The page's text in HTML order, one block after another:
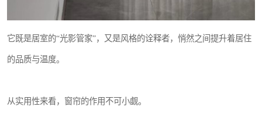
它既是居室的“光影管家”，又是风格的诠释者，悄然之间提升着居住
的品质与温度。
从实用性来看，窗帘的作用不可小觑。